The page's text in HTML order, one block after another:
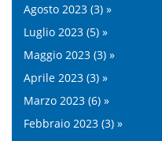
Agosto 2023 (3) »
Luglio 2023 (5) »
Maggio 2023 (3) »
Aprile 2023 (3) »
Marzo 2023 (6) »
Febbraio 2023 (3) »